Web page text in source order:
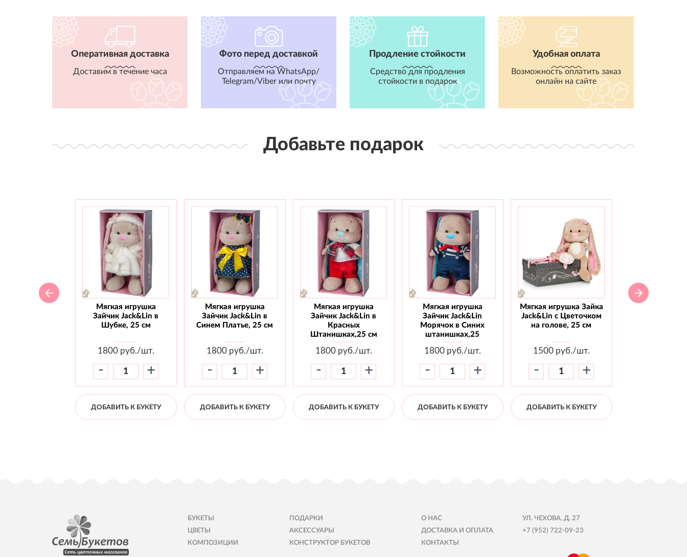
Оперативная доставка
Доставим в течение часа
Фото перед доставкой
Отправляем на WhatsApp/
Telegram/Viber или почту
Продление стойкости
Средство для продления
стойкости в подарок
Удобная оплата
Возможность оплатить заказ
онлайн на сайте
Добавьте подарок
Мягкая игрушка
Зайчик Jack&Lin в
Шубке, 25 см
1800руб./шт.
- +
ДОБАВИТЬ К БУКЕТУ
Мягкая игрушка
Зайчик Jack&Lin в
Синем Платье, 25 см
1800руб./шт.
- +
ДОБАВИТЬ К БУКЕТУ
Мягкая игрушка
Зайчик Jack&Lin в
Красных
Штанишках,25 см
1800руб./шт.
- +
ДОБАВИТЬ К БУКЕТУ
Мягкая игрушка
Зайчик Jack&Lin
Морячок в Синих
штанишках,25
1800руб./шт.
- +
ДОБАВИТЬ К БУКЕТУ
Мягкая игрушка Зайка
Jack&Lin с Цветочком
на голове, 25 см
1500руб./шт.
- +
ДОБАВИТЬ К БУКЕТУ
БУКЕТЫ
ЦВЕТЫ
КОМПОЗИЦИИ
ПОДАРКИ
АКСЕССУАРЫ
КОНСТРУКТОР БУКЕТОВ
О НАС
ДОСТАВКА И ОПЛАТА
КОНТАКТЫ
УЛ. ЧЕХОВА, Д. 27
+7 (952) 722-09-23